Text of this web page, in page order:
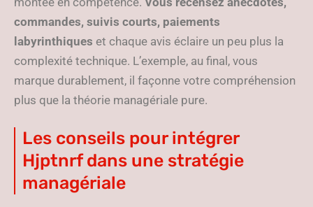
commandes, suivis courts, paiements
labyrinthiques et chaque avis éclaire un peu plus la
complexité technique. L’exemple, au final, vous
marque durablement, il façonne votre compréhension
plus que la théorie managériale pure.
Les conseils pour intégrer
Hjptnrf dans une stratégie
managériale